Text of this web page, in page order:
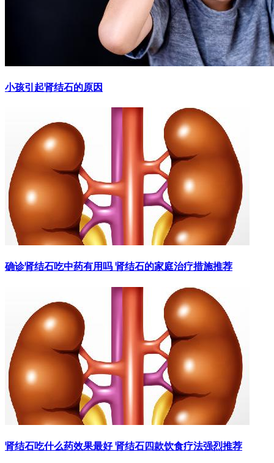
小孩引起肾结石的原因
确诊肾结石吃中药有用吗 肾结石的家庭治疗措施推荐
肾结石吃什么药效果最好 肾结石四款饮食疗法强烈推荐